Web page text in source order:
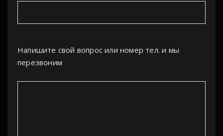
Напишите свой вопрос или номер тел. и мы
перезвоним